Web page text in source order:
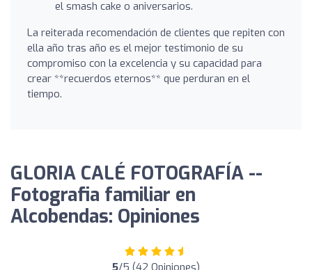
el smash cake o aniversarios.
La reiterada recomendación de clientes que repiten con
ella año tras año es el mejor testimonio de su
compromiso con la excelencia y su capacidad para
crear **recuerdos eternos** que perduran en el
tiempo.
GLORIA CALÉ FOTOGRAFÍA --
Fotografia familiar en
Alcobendas: Opiniones
5/5 (42 Opiniones)